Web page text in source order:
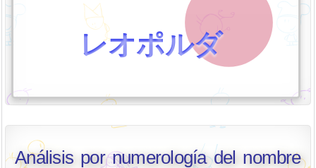
レオポルダ
Análisis por numerología del nombre